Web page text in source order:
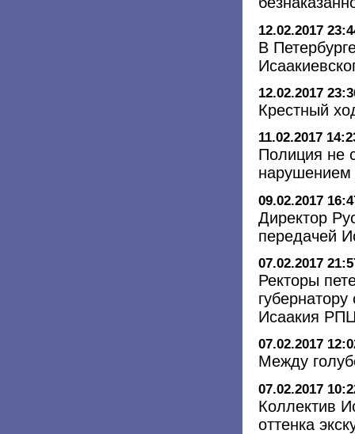
12.02.2017
В
12.02.2017
Крестный
11.02.2017
Полиция не
нарушением
09.02.2017
Директор
передачей
07.02.2017
Ректоры
Исаакия
07.02.2017
Между
07.02.2017
Коллектив
оттенка